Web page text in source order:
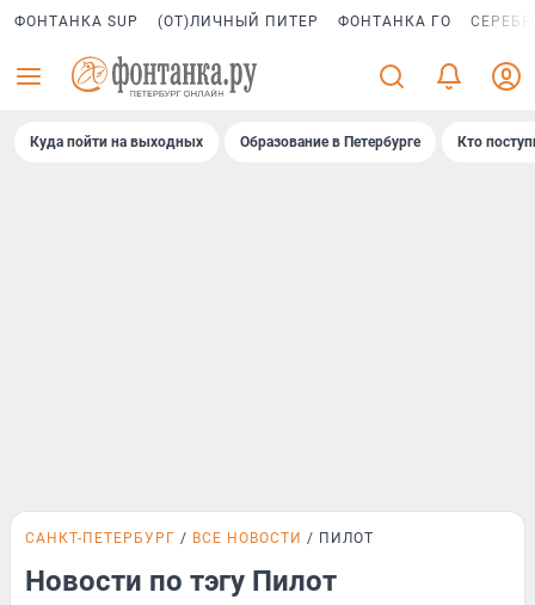
ФОНТАНКА SUP (ОТ)ЛИЧНЫЙ ПИТЕР ФОНТАНКА ГО
Куда пойти на выходных Образование в Петербурге Кто
САНКТ-ПЕТЕРБУРГ ВСЕ НОВОСТИ ПИЛОТ
Новости по тэгу Пилот